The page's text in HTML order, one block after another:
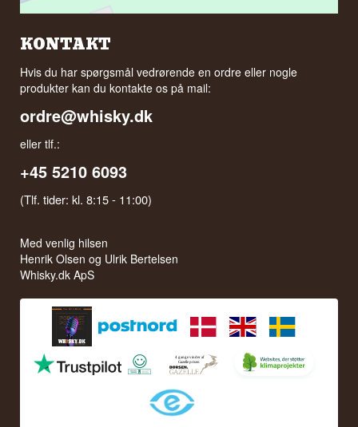
KONTAKT
Hvis du har spørgsmål vedrørende en ordre eller nogle
produkter kan du kontakte os på mail:
ordre@whisky.dk
eller tlf.:
+45 5210 6093
(Tlf. tider: kl. 8:15 - 11:00)
Med venlig hilsen
Henrik Olsen og Ulrik Bertelsen
Whisky.dk ApS